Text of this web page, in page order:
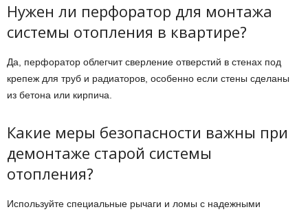
Нужен ли перфоратор для монтажа
системы отопления в квартире?
Да, перфоратор облегчит сверление отверстий в стенах под
крепеж для труб и радиаторов, особенно если стены сделаны
из бетона или кирпича.
Какие меры безопасности важны при
демонтаже старой системы
отопления?
Используйте специальные рычаги и ломы с надежными